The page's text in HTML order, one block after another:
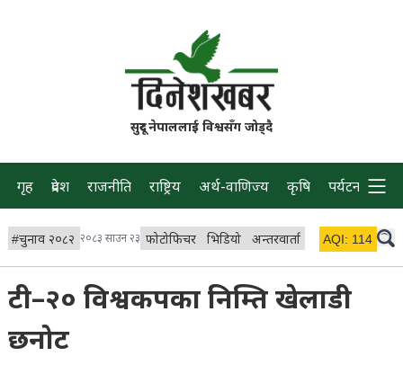
सुदूर नेपाललाई विश्वसँग जोड्दै
गृह प्रदेश राजनीति राष्ट्रिय अर्थ-वाणिज्य कृषि पर्यटन प्रवास
#चुनाव २०८२ २०८३ साउन २३ फोटोफिचर भिडियो अन्तरवार्ता विचार/ब्लग
AQI: 114
टी–२० विश्वकपका निम्ति खेलाडी
छनोट